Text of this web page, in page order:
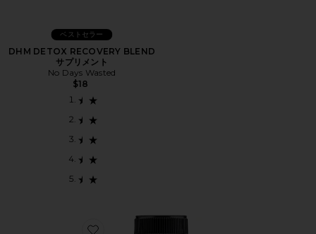
ベストセラー
DHM DETOX RECOVERY BLEND
サプリメント
No Days Wasted
$18